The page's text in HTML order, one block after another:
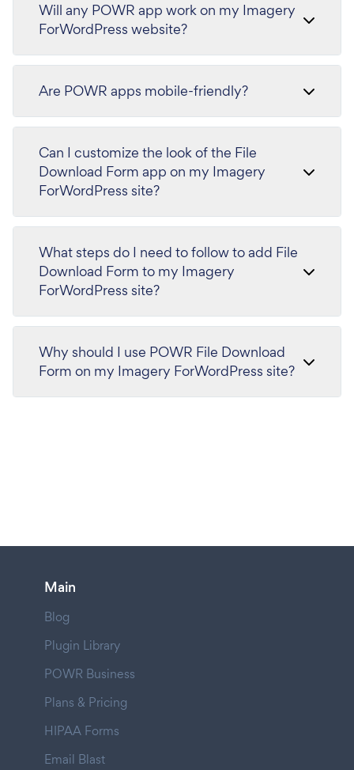
Will any POWR app work on my Imagery
ForWordPress website?
Are POWR apps mobile-friendly?
Can I customize the look of the File
Download Form app on my Imagery
ForWordPress site?
What steps do I need to follow to add File
Download Form to my Imagery
ForWordPress site?
Why should I use POWR File Download
Form on my Imagery ForWordPress site?
Main
Blog
Plugin Library
POWR Business
Plans & Pricing
HIPAA Forms
Email Blast